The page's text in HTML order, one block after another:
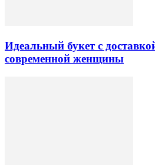
Идеальный букет с
современной женщины